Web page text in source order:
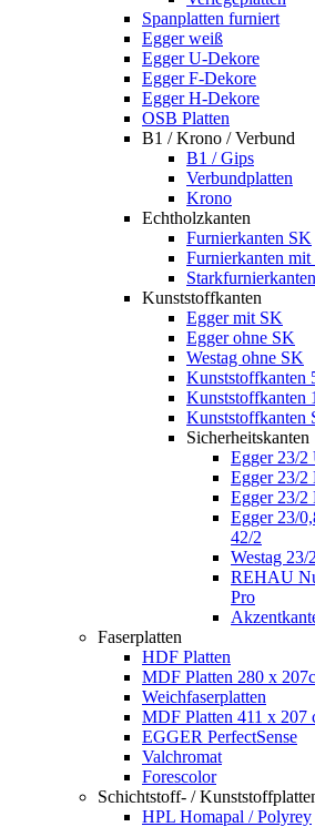
Spanplatten furniert
Egger weiß
Egger U-Dekore
Egger F-Dekore
Egger H-Dekore
OSB Platten
B1 / Krono / Verbund
B1 / Gips
Verbundplatten
Krono
Echtholzkanten
Furnierkanten SK
Furnierkanten
Starkfurnierkanten
Kunststoffkanten
Egger mit SK
Egger ohne SK
Westag ohne SK
Kunststoffkanten
Kunststoffkanten
Kunststoffkanten
Sicherheitskanten
Egger 23/2
Egger 23/2
Egger 23/2
Egger 23/
42/2
Westag 23/
REHAU
Pro
Faserplatten
HDF Platten
MDF Platten 280 x
Weichfaserplatten
MDF Platten 411 x 207
EGGER PerfectSense
Valchromat
Forescolor
Schichtstoff- /
HPL Homapal / Polyrey